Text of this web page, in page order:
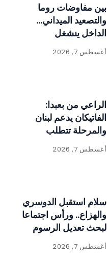
بين مفاوضات روما
والتصعيد الميداني…
الداخل ينشغل
بالإصلاحات
أغسطس 7, 2026
الراعي من بعبدا:
الفاتيكان يدعم لبنان
والمرحلة تتطلب
الالتفاف حول الدولة
ومؤسساتها
أغسطس 7, 2026
سلام استقبل الدوسري
والهزاع.. ورأس اجتماعا
لبحث تعديل الرسوم
على المواد المنتجة
للنفايات
أغسطس 7, 2026